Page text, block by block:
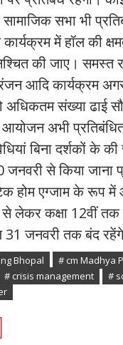
सामाजिक सभा भी
में हॉल की
की जाए। समस्त
आदि कार्यक्रम
अधिकतम संख्या ढाई
अभी
बिना दर्शकों के की
जनवरी से किया जाना
होम एग्जाम के रूप में
से लेकर कक्षा 12वीं
31 जनवरी तक बंद
Bhopal # cm Madhya
# crisis management
#